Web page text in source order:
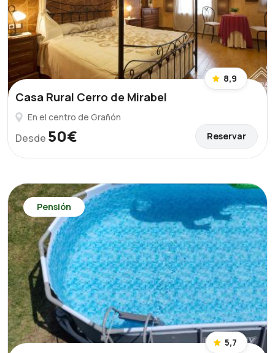
8,9
Casa Rural Cerro de Mirabel
En el centro de Grañón
Desde 50€ Reservar
Pensión
5,7